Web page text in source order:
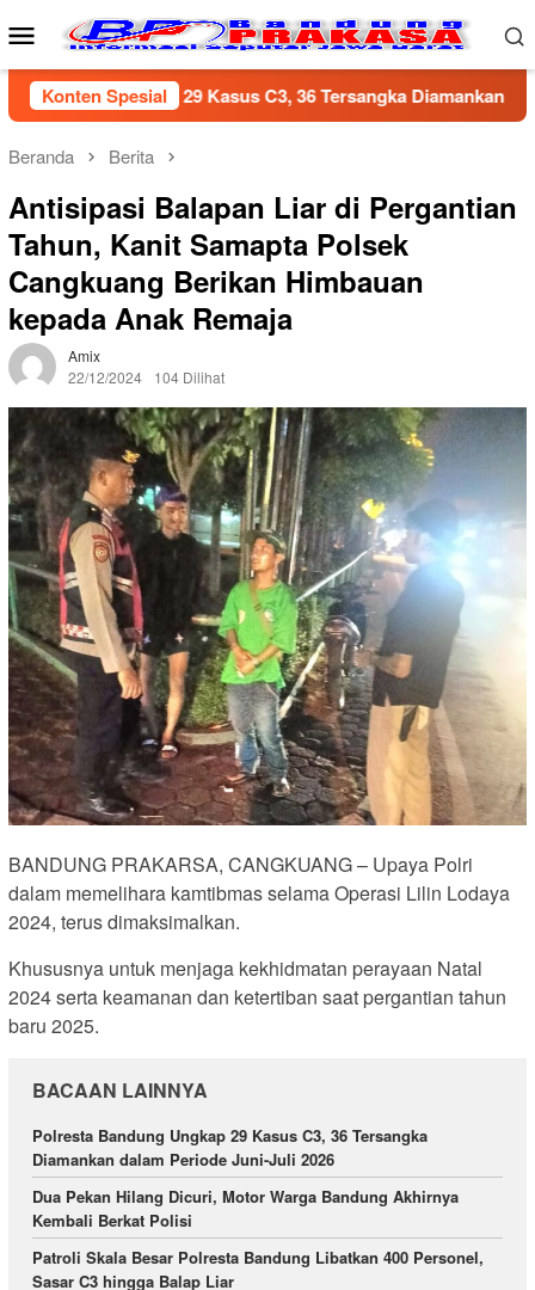
ke
Menu
Mobile
Konten Spesial
Ungkap 29 Kasus C3, 36 Tersangka Diamankan dalam
Beranda Berita
Antisipasi Balapan Liar di Pergantian
Tahun, Kanit Samapta Polsek
Cangkuang Berikan Himbauan
kepada Anak Remaja
Amix
22/12/2024
104 Dilihat
BANDUNG PRAKARSA, CANGKUANG – Upaya Polri
dalam memelihara kamtibmas selama Operasi Lilin Lodaya
2024, terus dimaksimalkan.
Khususnya untuk menjaga kekhidmatan perayaan Natal
2024 serta keamanan dan ketertiban saat pergantian tahun
baru 2025.
BACAAN LAINNYA
Polresta Bandung Ungkap 29 Kasus C3, 36 Tersangka
Diamankan dalam Periode Juni-Juli 2026
Dua Pekan Hilang Dicuri, Motor Warga Bandung Akhirnya
Kembali Berkat Polisi
Patroli Skala Besar Polresta Bandung Libatkan 400 Personel,
Sasar C3 hingga Balap Liar